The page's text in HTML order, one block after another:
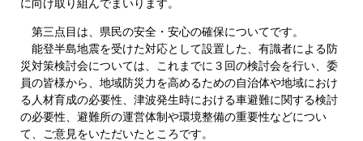
に向け取り組んでまいります。
第三点目は、県民の安全・安心の確保についてです。
能登半島地震を受けた対応として設置した、有識者による防
災対策検討会については、これまでに３回の検討会を行い、委
員の皆様から、地域防災力を高めるための自治体や地域におけ
る人材育成の必要性、津波発生時における車避難に関する検討
の必要性、避難所の運営体制や環境整備の重要性などについ
て、ご意見をいただいたところです。